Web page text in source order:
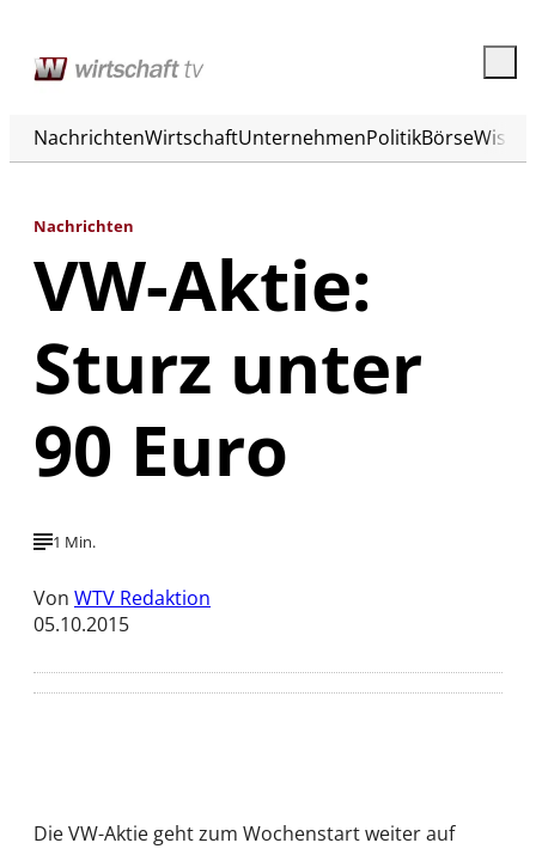
NachrichtenWirtschaftUnternehmenPolitikBörse
Nachrichten
VW-Aktie:
Sturz unter
90 Euro
1 Min.
Von WTV Redaktion
05.10.2015
Die VW-Aktie geht zum Wochenstart weiter auf